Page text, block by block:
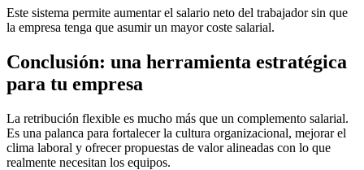
Este sistema permite aumentar el salario neto del trabajador sin que
la empresa tenga que asumir un mayor coste salarial.
Conclusión: una herramienta estratégica
para tu empresa
La retribución flexible es mucho más que un complemento salarial.
Es una palanca para fortalecer la cultura organizacional, mejorar el
clima laboral y ofrecer propuestas de valor alineadas con lo que
realmente necesitan los equipos.